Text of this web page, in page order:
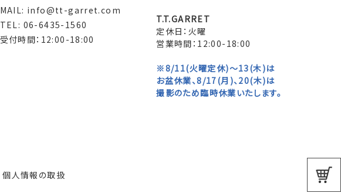
MAIL: info@tt-garret.com
TEL: 06-6435-1560
受付時間：12:00-18:00
T.T.GARRET
定休日：火曜
営業時間：12:00-18:00
※8/11(火曜定休)～13(木)は
お盆休業、8/17(月)、20(木)は
撮影のため臨時休業いたします。
個人情報の取扱